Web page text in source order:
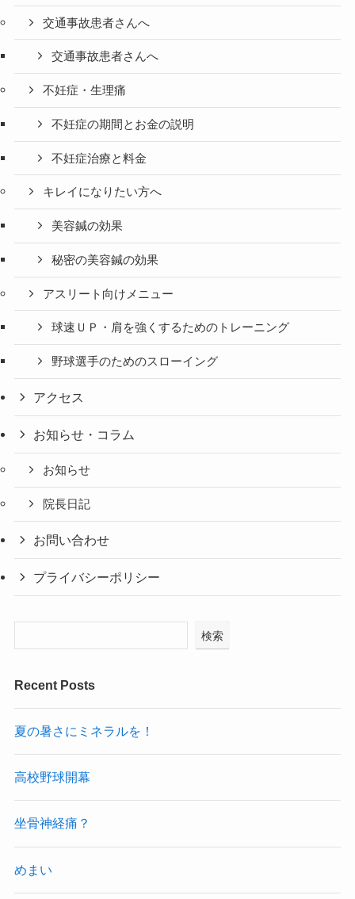
交通事故患者さんへ
交通事故患者さんへ
不妊症・生理痛
不妊症の期間とお金の説明
不妊症治療と料金
キレイになりたい方へ
美容鍼の効果
秘密の美容鍼の効果
アスリート向けメニュー
球速ＵＰ・肩を強くするためのトレーニング
野球選手のためのスローイング
アクセス
お知らせ・コラム
お知らせ
院長日記
お問い合わせ
プライバシーポリシー
検索
Recent Posts
夏の暑さにミネラルを！
高校野球開幕
坐骨神経痛？
めまい